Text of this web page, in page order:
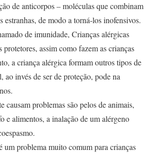
de anticorpos – moléculas que combinam
estranhas, de modo a torná-los inofensivos.
de imunidade, Crianças alérgicas
assim como fazem as crianças
a criança alérgica formam outros tipos de
ao invés de ser de proteção, pode na
causam problemas são pelos de animais,
e alimentos, a inalação de um alérgeno
um problema muito comum para crianças